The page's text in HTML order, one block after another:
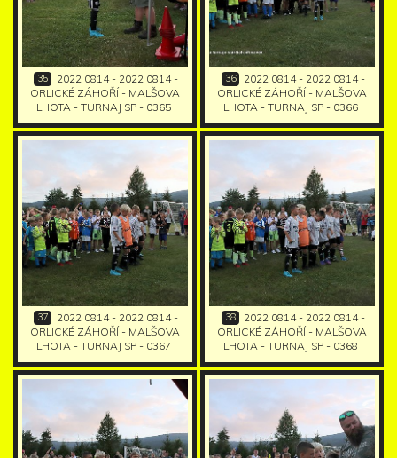
35
2022 0814 - 2022 0814 -
ORLICKÉ ZÁHOŘÍ - MALŠOVA
LHOTA - TURNAJ SP - 0365
36
2022 0814 - 2022 0814 -
ORLICKÉ ZÁHOŘÍ - MALŠOVA
LHOTA - TURNAJ SP - 0366
37
2022 0814 - 2022 0814 -
ORLICKÉ ZÁHOŘÍ - MALŠOVA
LHOTA - TURNAJ SP - 0367
38
2022 0814 - 2022 0814 -
ORLICKÉ ZÁHOŘÍ - MALŠOVA
LHOTA - TURNAJ SP - 0368